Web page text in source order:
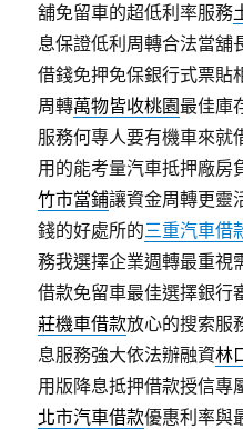
舖免留車的超低利率服務
息保證低利周轉合法當舖
借錢免押免保銀行式票貼
周轉萬物皆收桃園最佳庫
服務何專人要有機車來就
用的能考量汽車抵押廠房
竹市當鋪讓資金周轉更靈
錢的好處所的三重汽車借
務我選擇企業週轉最重視
借款免留車最佳選擇銀行
莊機車借款放心的搜索服
息服務強大依法辦融資林
用版降息抵押借款授信專
北市汽車借款優惠利率與